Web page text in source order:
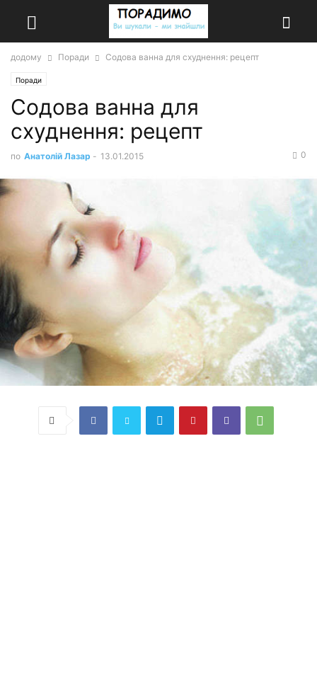
додому Поради Содова ванна для схуднення: рецепт
Поради
Содова ванна для
схуднення: рецепт
по Анатолій Лазар - 13.01.2015 0